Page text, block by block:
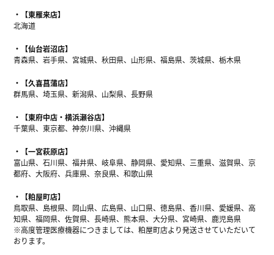
【東雁来店】
北海道
【仙台岩沼店】
青森県、岩手県、宮城県、秋田県、山形県、福島県、茨城県、栃木県
【久喜菖蒲店】
群馬県、埼玉県、新潟県、山梨県、長野県
【東府中店・横浜瀬谷店】
千葉県、東京都、神奈川県、沖縄県
【一宮萩原店】
富山県、石川県、福井県、岐阜県、静岡県、愛知県、三重県、滋賀県、京
都府、大阪府、兵庫県、奈良県、和歌山県
【粕屋町店】
鳥取県、島根県、岡山県、広島県、山口県、徳島県、香川県、愛媛県、高
知県、福岡県、佐賀県、長崎県、熊本県、大分県、宮崎県、鹿児島県
※高度管理医療機器につきましては、粕屋町店より発送させていただいて
おります。